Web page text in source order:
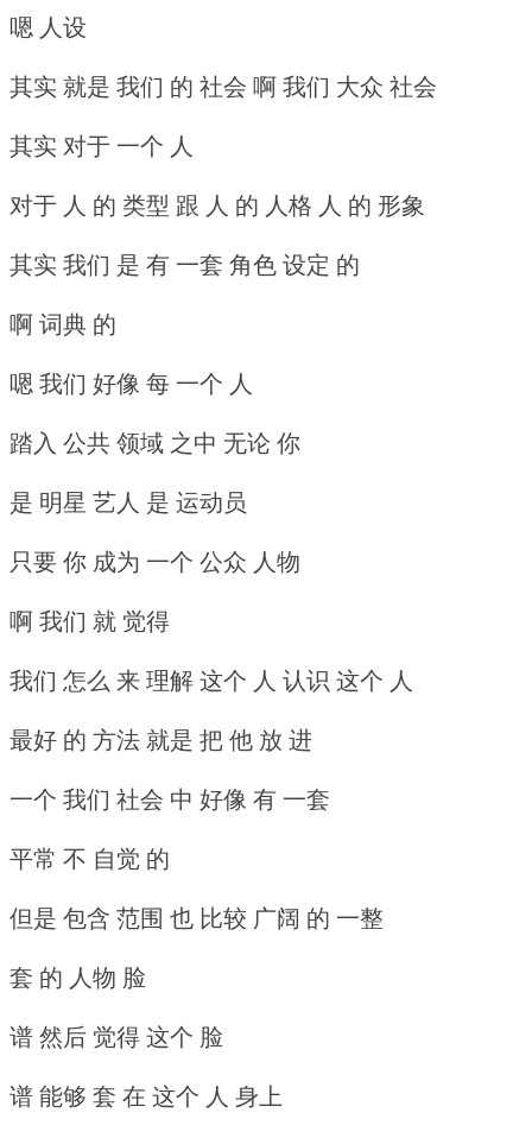
嗯 人设
其实 就是 我们 的 社会 啊 我们 大众 社会
其实 对于 一个 人
对于 人 的 类型 跟 人 的 人格 人 的 形象
其实 我们 是 有 一套 角色 设定 的
啊 词典 的
嗯 我们 好像 每 一个 人
踏入 公共 领域 之中 无论 你
是 明星 艺人 是 运动员
只要 你 成为 一个 公众 人物
啊 我们 就 觉得
我们 怎么 来 理解 这个 人 认识 这个 人
最好 的 方法 就是 把 他 放 进
一个 我们 社会 中 好像 有 一套
平常 不 自觉 的
但是 包含 范围 也 比较 广阔 的 一整
套 的 人物 脸
谱 然后 觉得 这个 脸
谱 能够 套 在 这个 人 身上